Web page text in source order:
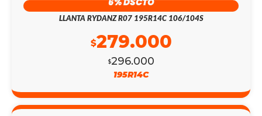
LLANTA RYDANZ R07 195R14C 106/104S
$296.000
$279.000
195R14C